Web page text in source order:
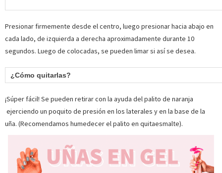
Presionar firmemente desde el centro, luego presionar hacia abajo en
cada lado, de izquierda a derecha aproximadamente durante 10
segundos. Luego de colocadas, se pueden limar si así se desea.
¿Cómo quitarlas?
¡Súper fácil! Se pueden retirar con la ayuda del palito de naranja
ejerciendo un poquito de presión en los laterales y en la base de la
uña. (Recomendamos humedecer el palito en quitaesmalte).